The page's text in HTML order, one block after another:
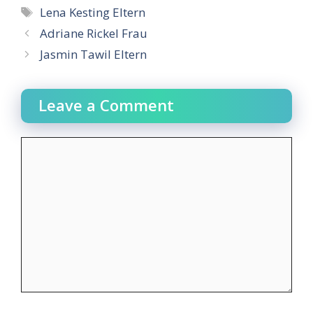
Tags
Lena Kesting Eltern
Adriane Rickel Frau
Jasmin Tawil Eltern
Leave a Comment